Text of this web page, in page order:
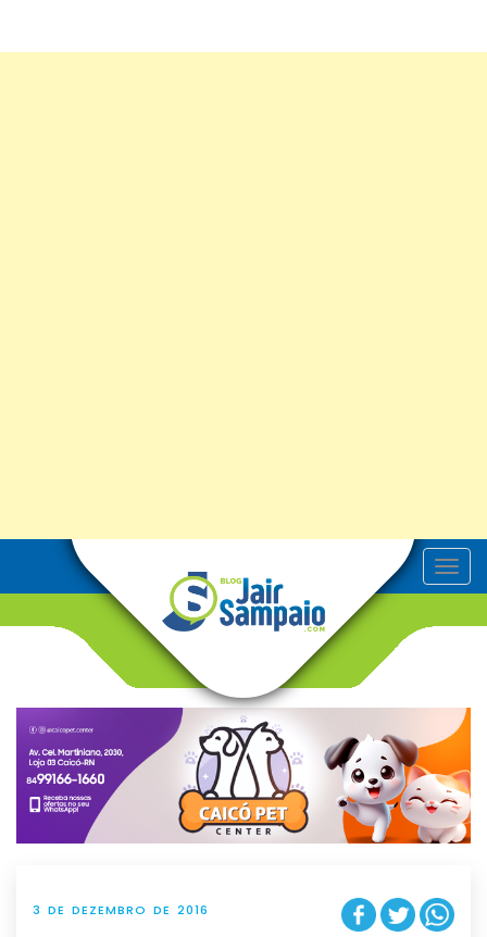
T
o
v
g
t
i
o
n
3 DE DEZEMBRO DE 2016